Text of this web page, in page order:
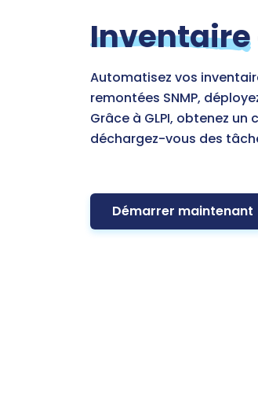
Inventaire
Automatisez vos
remontées SNMP,
Grâce à GLPI, obtenez
déchargez-vous des
Démarrer maintenant